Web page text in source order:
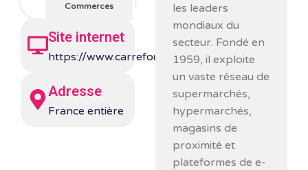
Commerces
Site internet
https://www.carrefour.fr/
Adresse
France entière
les leaders
mondiaux du
secteur. Fondé en
1959, il exploite
un vaste réseau de
supermarchés,
hypermarchés,
magasins de
proximité et
plateformes de e-